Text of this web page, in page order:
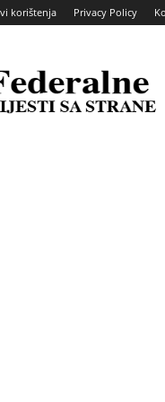
korištenja Privacy Policy
vijesti